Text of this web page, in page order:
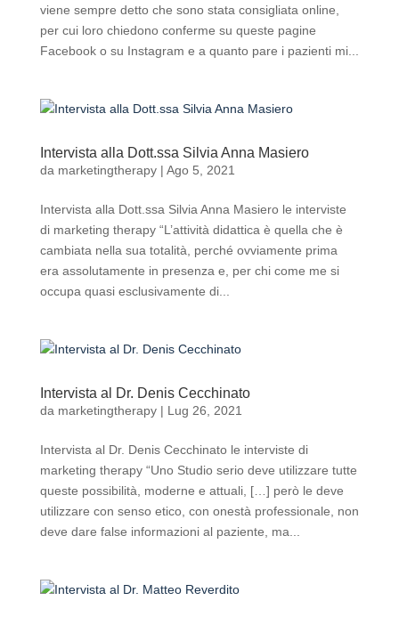
viene sempre detto che sono stata consigliata online,
per cui loro chiedono conferme su queste pagine
Facebook o su Instagram e a quanto pare i pazienti mi...
Intervista alla Dott.ssa Silvia Anna Masiero
da marketingtherapy| Ago 5, 2021
Intervista alla Dott.ssa Silvia Anna Masiero le interviste
di marketing therapy “L’attività didattica è quella che è
cambiata nella sua totalità, perché ovviamente prima
era assolutamente in presenza e, per chi come me si
occupa quasi esclusivamente di...
Intervista al Dr. Denis Cecchinato
da marketingtherapy| Lug 26, 2021
Intervista al Dr. Denis Cecchinato le interviste di
marketing therapy “Uno Studio serio deve utilizzare tutte
queste possibilità, moderne e attuali, […] però le deve
utilizzare con senso etico, con onestà professionale, non
deve dare false informazioni al paziente, ma...